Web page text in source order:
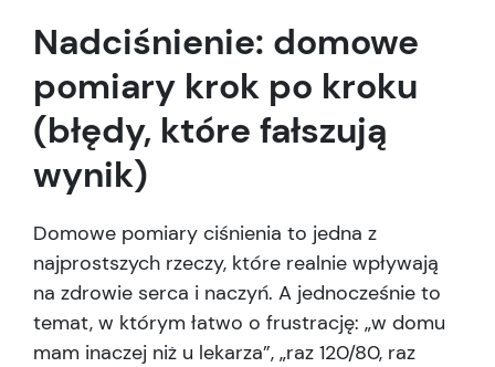
Nadciśnienie: domowe
pomiary krok po kroku
(błędy, które fałszują
wynik)
Domowe pomiary ciśnienia to jedna z
najprostszych rzeczy, które realnie wpływają
na zdrowie serca i naczyń. A jednocześnie to
temat, w którym łatwo o frustrację: „w domu
mam inaczej niż u lekarza”, „raz 120/80, raz